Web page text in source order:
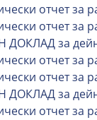
отчет за
отчет за
ДОКЛАД за
отчет за
отчет за
ДОКЛАД за
отчет за